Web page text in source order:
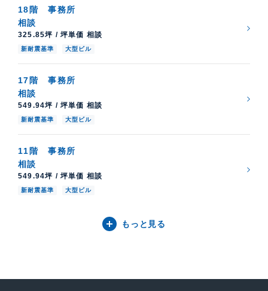
18階事務所
相談
325.85坪 / 坪単価 相談
新耐震基準 大型ビル
17階事務所
相談
549.94坪 / 坪単価 相談
新耐震基準 大型ビル
11階事務所
相談
549.94坪 / 坪単価 相談
新耐震基準 大型ビル
もっと見る